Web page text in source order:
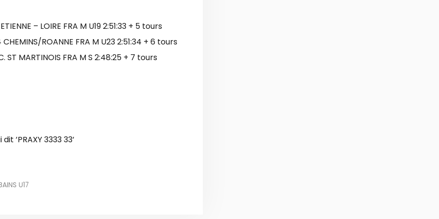
– LOIRE FRA M U19 2:51:33 + 5 tours
ROANNE FRA M U23 2:51:34 + 6 tours
ST MARTINOIS FRA M S 2:48:25 + 7 tours
U17